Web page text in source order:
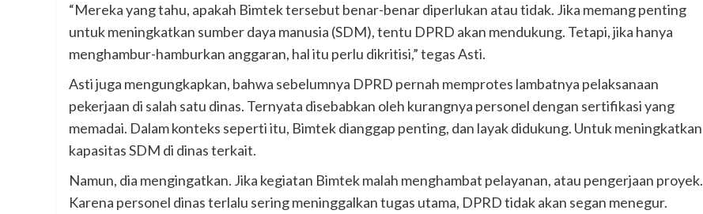
“Mereka yang tahu, apakah Bimtek tersebut benar-benar diperlukan atau tidak. Jika memang penting
untuk meningkatkan sumber daya manusia (SDM), tentu DPRD akan mendukung. Tetapi, jika hanya
menghambur-hamburkan anggaran, hal itu perlu dikritisi,” tegas Asti.
Asti juga mengungkapkan, bahwa sebelumnya DPRD pernah memprotes lambatnya pelaksanaan
pekerjaan di salah satu dinas. Ternyata disebabkan oleh kurangnya personel dengan sertifikasi yang
memadai. Dalam konteks seperti itu, Bimtek dianggap penting, dan layak didukung. Untuk meningkatkan
kapasitas SDM di dinas terkait.
Namun, dia mengingatkan. Jika kegiatan Bimtek malah menghambat pelayanan, atau pengerjaan proyek.
Karena personel dinas terlalu sering meninggalkan tugas utama, DPRD tidak akan segan menegur.